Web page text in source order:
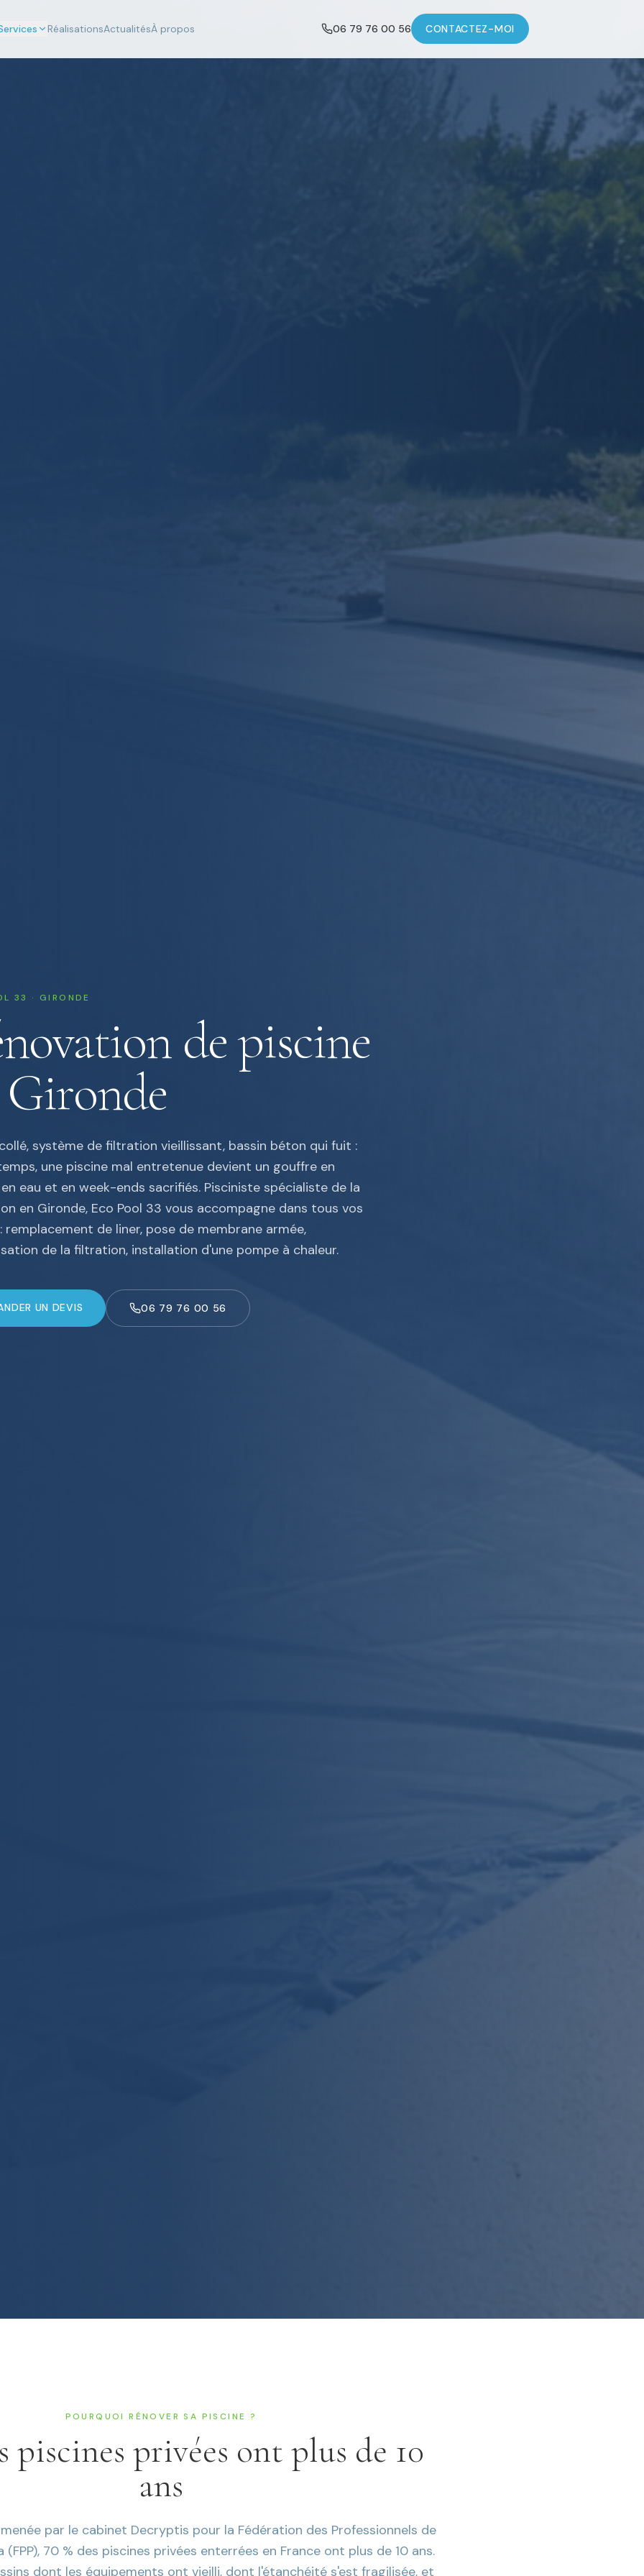
RéalisationsActualitésÀ propos 06 79 76 00 56 CONTACTEZ-MOI
33 · GIRONDE
de piscine
système de filtration vieillissant, bassin béton qui fuit :
une piscine mal entretenue devient un gouffre en
eau et en week-ends sacrifiés. Pisciniste spécialiste de la
en Gironde, Eco Pool 33 vous accompagne dans tous vos
remplacement de liner, pose de membrane armée,
de la filtration, installation d'une pompe à chaleur.
UN DEVIS 06 79 76 00 56
POURQUOI RÉNOVER SA PISCINE ?
piscines privées ont plus de 10
ans
menée par le cabinet Decryptis pour la Fédération des Professionnels de
(FPP), 70 % des piscines privées enterrées en France ont plus de 10 ans.
dont les équipements ont vieilli, dont l'étanchéité s'est fragilisée, et